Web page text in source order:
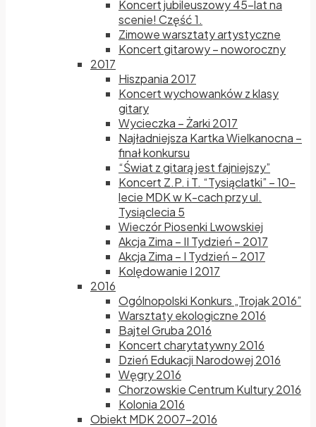
Koncert jubileuszowy 45-lat na
scenie! Część 1.
Zimowe warsztaty artystyczne
Koncert gitarowy – noworoczny
2017
Hiszpania 2017
Koncert wychowanków z klasy
gitary
Wycieczka – Żarki 2017
Najładniejsza Kartka Wielkanocna –
finał konkursu
“Świat z gitarą jest fajniejszy”
Koncert Z.P. i T. “Tysiąclatki” – 10-
lecie MDK w K-cach przy ul.
Tysiąclecia 5
Wieczór Piosenki Lwowskiej
Akcja Zima – II Tydzień – 2017
Akcja Zima – I Tydzień – 2017
Kolędowanie I 2017
2016
Ogólnopolski Konkurs „Trojak 2016”
Warsztaty ekologiczne 2016
Bajtel Gruba 2016
Koncert charytatywny 2016
Dzień Edukacji Narodowej 2016
Węgry 2016
Chorzowskie Centrum Kultury 2016
Kolonia 2016
Obiekt MDK 2007-2016